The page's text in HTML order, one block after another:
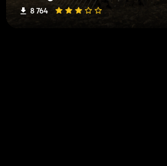
8 764